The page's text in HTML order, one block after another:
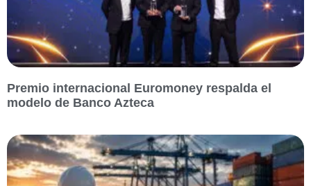
Premio internacional Euromoney respalda el
modelo de Banco Azteca